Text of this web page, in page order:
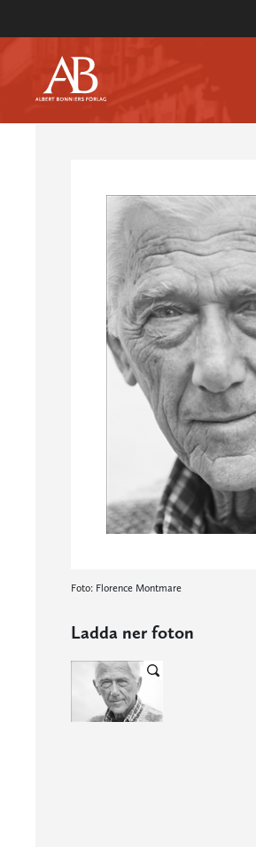
Foto: Florence Montmare
Ladda ner foton